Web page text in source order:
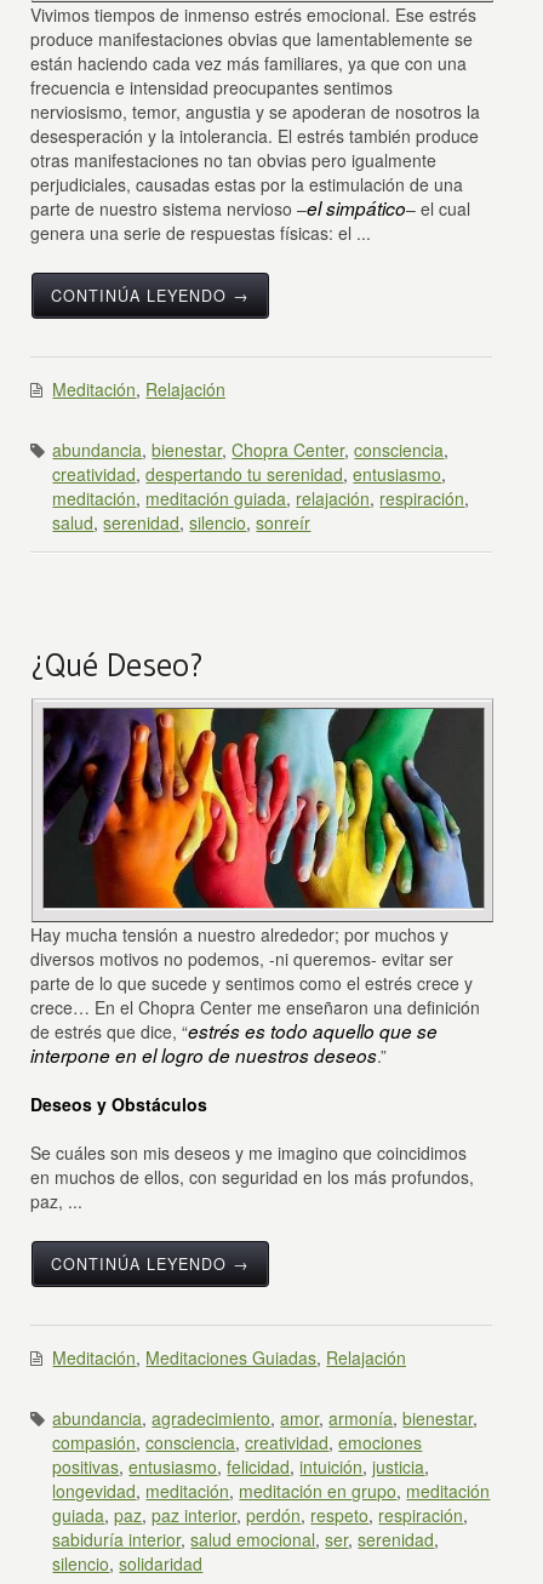
Vivimos tiempos de inmenso estrés emocional. Ese estrés
produce manifestaciones obvias que lamentablemente se
están haciendo cada vez más familiares, ya que con una
frecuencia e intensidad preocupantes sentimos
nerviosismo, temor, angustia y se apoderan de nosotros la
desesperación y la intolerancia. El estrés también produce
otras manifestaciones no tan obvias pero igualmente
perjudiciales, causadas estas por la estimulación de una
parte de nuestro sistema nervioso –el simpático– el cual
genera una serie de respuestas físicas: el ...
CONTINÚA LEYENDO →
Meditación, Relajación
abundancia,bienestar,Chopra Center,consciencia,
creatividad,despertando tu serenidad,entusiasmo,
meditación, meditación guiada, relajación, respiración,
salud,serenidad,silencio,sonreír
¿Qué Deseo?
Hay mucha tensión a nuestro alrededor; por muchos y
diversos motivos no podemos, -ni queremos- evitar ser
parte de lo que sucede y sentimos como el estrés crece y
crece… En el Chopra Center me enseñaron una definición
de estrés que dice, “estrés es todo aquello que se
interpone en el logro de nuestros deseos.”
Deseos y Obstáculos
Se cuáles son mis deseos y me imagino que coincidimos
en muchos de ellos, con seguridad en los más profundos,
paz, ...
CONTINÚA LEYENDO →
Meditación, Meditaciones Guiadas, Relajación
abundancia,agradecimiento,amor,armonía,bienestar,
compasión,consciencia,creatividad,emociones
positivas,entusiasmo,felicidad,intuición,justicia,
longevidad, meditación, meditación en grupo, meditación
guiada,paz,paz interior,perdón, respeto, respiración,
sabiduría interior,salud emocional,ser,serenidad,
silencio,solidaridad